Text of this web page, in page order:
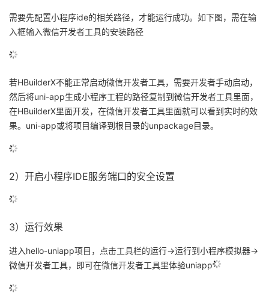
需要先配置小程序ide的相关路径，才能运行成功。如下图，需在输
入框输入微信开发者工具的安装路径
若HBuilderX不能正常启动微信开发者工具，需要开发者手动启动，
然后将uni-app生成小程序工程的路径复制到微信开发者工具里面，
在HBuilderX里面开发，在微信开发者工具里面就可以看到实时的效
果。uni-app或将项目编译到根目录的unpackage目录。
2）开启小程序IDE服务端口的安全设置
3）运行效果
进入hello-uniapp项目，点击工具栏的运行->运行到小程序模拟器->
微信开发者工具，即可在微信开发者工具里体验uniapp